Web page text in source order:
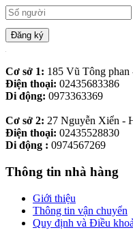
Đăng ký
Cơ sở 1: 185 Vũ Tông
Điện thoại: 02435683386
Di động: 0973363369
Cơ sở 2: 27 Nguyễn Xiển -
Điện thoại: 02435528830
Di động : 0974567269
Thông tin nhà hàng
Giới thiệu
Thông tin vận chuyển
Quy định và Điều